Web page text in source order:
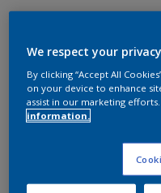
We respect your
By clicking “Accept All
on your device to enhance
assist in our marketing efforts.
information.